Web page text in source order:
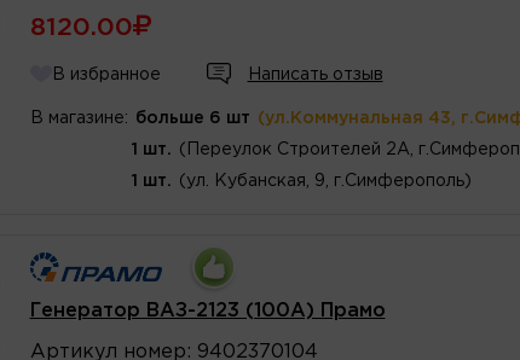
8120.00
В избранное Написать отзыв
В магазине: больше 6 шт (ул.Коммунальная 43,
1 шт. (Переулок Строителей 2А,
1 шт. (ул. Кубанская, 9, г.Симферополь)
Генератор ВАЗ-2123 (100А) Прамо
Артикул номер : 9402370104